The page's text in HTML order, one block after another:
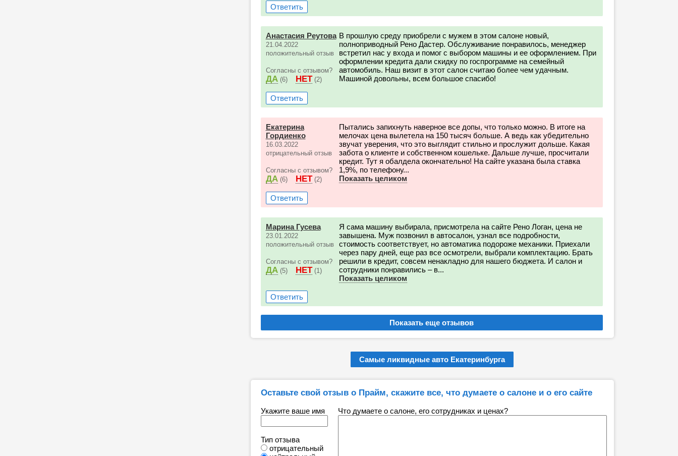
Ответить
Анастасия Реутова
21.04.2022
положительный отзыв
Согласны с отзывом?
ДА (6) НЕТ (2)
В прошлую среду приобрели с мужем в этом салоне новый,
полноприводный Рено Дастер. Обслуживание понравилось, менеджер
встретил нас у входа и помог с выбором машины и ее оформлением. При
оформлении кредита дали скидку по госпрограмме на семейный
автомобиль. Наш визит в этот салон считаю более чем удачным.
Машиной довольны, всем большое спасибо!
Ответить
Екатерина
Гордиенко
16.03.2022
отрицательный отзыв
Согласны с отзывом?
ДА (6) НЕТ (2)
Пытались запихнуть наверное все допы, что только можно. В итоге на
мелочах цена вылетела на 150 тысяч больше. А ведь как убедительно
звучат уверения, что это выглядит стильно и прослужит дольше. Какая
забота о клиенте и собственном кошельке. Дальше лучше, просчитали
кредит. Тут я обалдела окончательно! На сайте указана была ставка
1,9%, по телефону...
Показать целиком
Ответить
Марина Гусева
23.01.2022
положительный отзыв
Согласны с отзывом?
ДА (5) НЕТ (1)
Я сама машину выбирала, присмотрела на сайте Рено Логан, цена не
завышена. Муж позвонил в автосалон, узнал все подробности,
стоимость соответствует, но автоматика подороже механики. Приехали
через пару дней, еще раз все осмотрели, выбрали комплектацию. Брать
решили в кредит, совсем ненакладно для нашего бюджета. И салон и
сотрудники понравились – в...
Показать целиком
Ответить
Самые ликвидные авто Екатеринбурга
Оставьте свой отзыв о Прайм, скажите все, что думаете о салоне и о его сайте
Укажите ваше имя
Тип отзыва
отрицательный
Что думаете о салоне, его сотрудниках и ценах?